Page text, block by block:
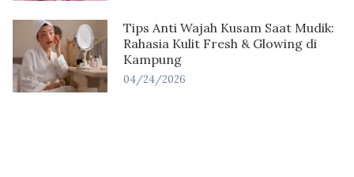
Tips Anti Wajah Kusam Saat Mudik:
Rahasia Kulit Fresh & Glowing di
Kampung
04/24/2026